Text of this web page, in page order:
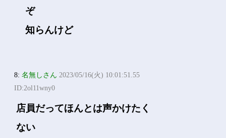
ぞ
知らんけど
8:名無しさん 2023/05/16(火) 10:01:51.55
ID:2ol11wny0
店員だってほんとは声かけたく
ない